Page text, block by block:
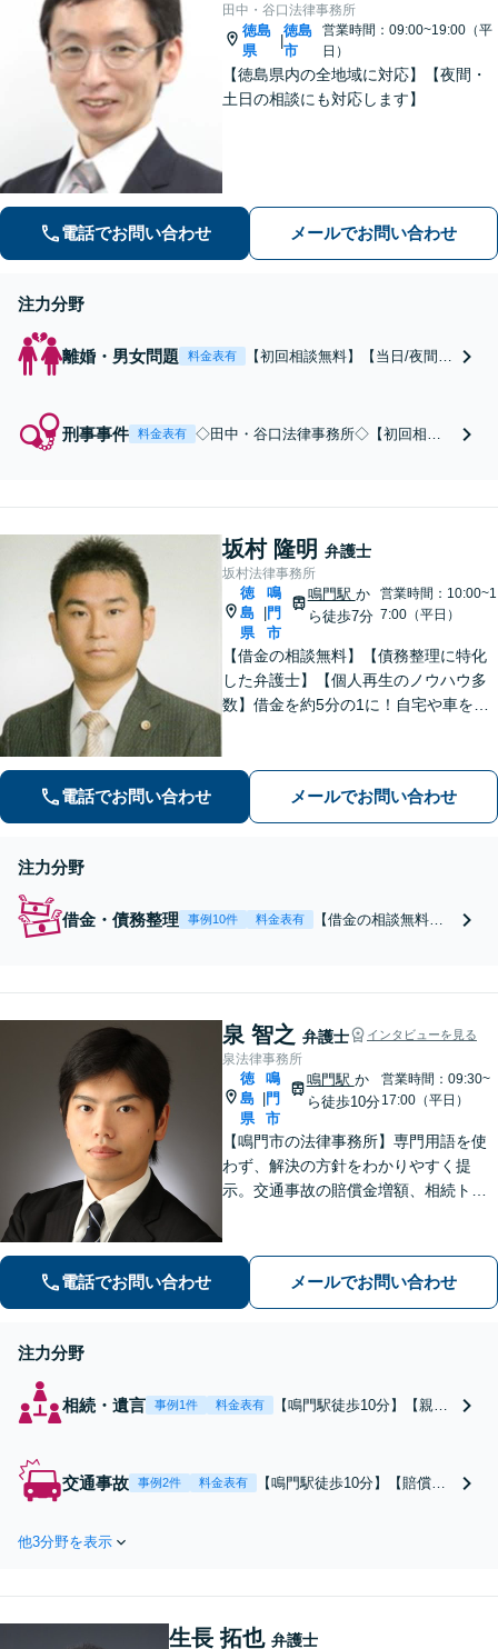
田中・谷口法律事務所
徳島
県
|
徳島
市
営業時間：09:00~19:00（平
日）
【徳島県内の全地域に対応】【夜間・
土日の相談にも対応します】
電話でお問い合わせ メールでお問い合わせ
注力分野
離婚・男女問題 料金表有
【初回相談無料】【当日/夜間/
中の生活費の請求】【慰謝料・
刑事事件 料金表有
◇田中・谷口法律事務所◇【初回相談
坂村 隆明 弁護士
坂村法律事務所
徳
島
県
鳴
門
市
鳴門駅 か
ら徒歩7分
営業時間：10:00~1
7:00（平日）
【借金の相談無料】【債務整理に特化
した弁護士】【個人再生のノウハウ多
数】借金を約5分の1に！自宅や車を残
あり】【他士業とも連携】迅速・誠
実・丁寧な対応を実現【分割払い／法
テラス可】
電話でお問い合わせ メールでお問い合わせ
注力分野
借金・債務整理 事例10件 料金表有
【借金の相談無料】
せます【自己破産の
借金をゼロに【破産
管財人経験有】【他
知識と豊富な経験で
スピード解決へ【分
割払い／法テラス
泉 智之 弁護士 インタビューを見る
泉法律事務所
徳
島
県
鳴
門
市
鳴門駅 か
ら徒歩10分
営業時間：09:30~
17:00（平日）
【鳴門市の法律事務所】専門用語を使
わず、解決の方針をわかりやすく提
示。交通事故の賠償金増額、相続トラ
にご相談ください。会計士・税理士、
社労士等とも連携。
電話でお問い合わせ メールでお問い合わせ
注力分野
相続・遺言 事例1件 料金表有
【鳴門駅徒歩10分】【親族
棄／事業承継など複雑な手
交通事故 事例2件 料金表有
【鳴門駅徒歩10分】【賠償金
ださい。後遺障害の等級認定
できない等、損をしないよう
他3分野を表示
生長 拓也 弁護士